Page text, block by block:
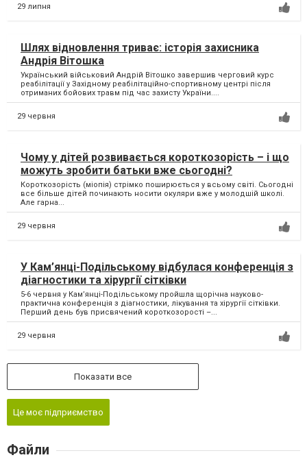
29 липня
Шлях відновлення триває: історія захисника
Андрія Вітошка
Український військовий Андрій Вітошко завершив черговий курс
реабілітації у Західному реабілітаційно-спортивному центрі після
отриманих бойових травм під час захисту України....
29 червня
Чому у дітей розвивається короткозорість – і що
можуть зробити батьки вже сьогодні?
Короткозорість (міопія) стрімко поширюється у всьому світі. Сьогодні
все більше дітей починають носити окуляри вже у молодшій школі.
Але гарна...
29 червня
У Кам’янці-Подільському відбулася конференція з
діагностики та хірургії сітківки
5-6 червня у Кам’янці-Подільському пройшла щорічна науково-
практична конференція з діагностики, лікування та хірургії сітківки.
Перший день був присвячений короткозорості –...
29 червня
Показати все
Це моє підприємство
Файли